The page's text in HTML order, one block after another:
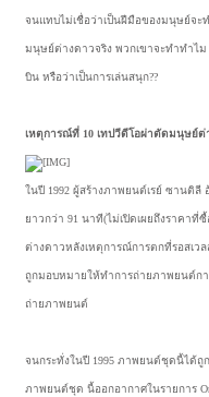
จนแทบไม่เชื่อว่าเป็นฝีมือของมนุษย์จะ
มนุษย์ต่างดาวจริง พวกเขาจะทำทำไ
บิน หรือว่าเป็นการเล่นสนุก??
เหตุการณ์ที่ 10 เทปวีดีโอผ่าตัดมนุษย์ต่
ในปี 1992 ผู้สร้างภาพยนต์เรย์ ซานติ
ยาวกว่า 91 นาที(ไม่เปิดเผยถึงราคา
ต่างดาวหลังเหตุการณ์การตกที่รอสเว
ถูกมอบหมายให้ทำการถ่ายภาพยนต์กา
ถ่ายภาพยนต์
จนกระทั่งในปี 1995 ภาพยนต์ชุดนี้ได้ถู
ภาพยนต์ชุด นี้ออกอากาศในรายการ